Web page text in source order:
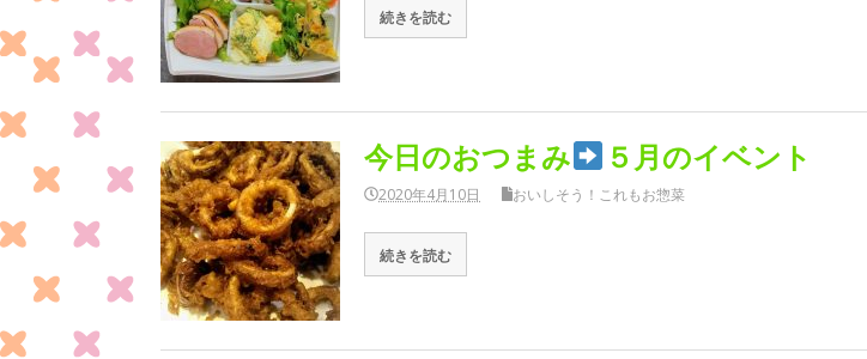
続きを読む
今日のおつまみ ５月のイベント
2020年4月10日 おいしそう！これもお惣菜
続きを読む